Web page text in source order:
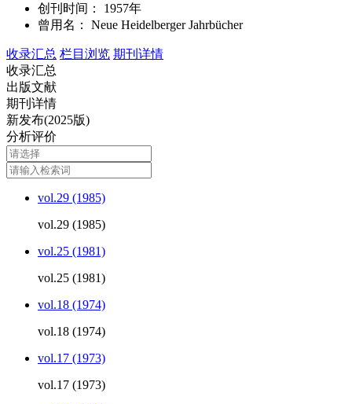
创刊时间：
1957年
曾用名：
Neue Heidelberger Jahrbücher
收录汇总 栏目浏览 期刊详情
收录汇总
出版文献
期刊详情
新发布(2025版)
分析评价
vol.29 (1985)
vol.29 (1985)
vol.25 (1981)
vol.25 (1981)
vol.18 (1974)
vol.18 (1974)
vol.17 (1973)
vol.17 (1973)